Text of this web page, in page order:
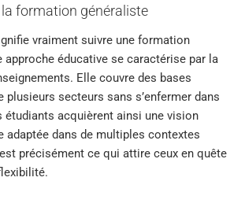
formation généraliste
vraiment suivre une formation
approche éducative se caractérise par la
Elle couvre des bases
plusieurs secteurs sans s’enfermer dans
étudiants acquièrent ainsi une vision
adaptée dans de multiples contextes
précisément ce qui attire ceux en quête